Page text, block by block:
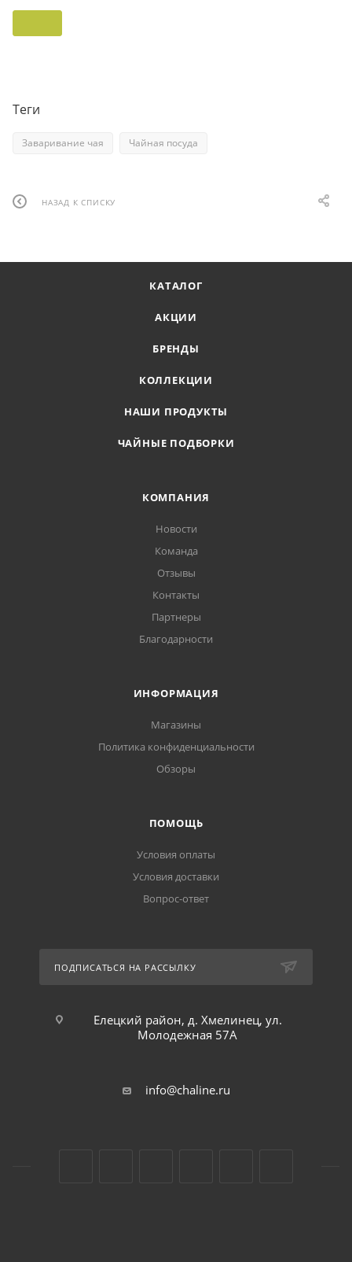
Теги
Заваривание чая Чайная посуда
НАЗАД К СПИСКУ
КАТАЛОГ
АКЦИИ
БРЕНДЫ
КОЛЛЕКЦИИ
НАШИ ПРОДУКТЫ
ЧАЙНЫЕ ПОДБОРКИ
КОМПАНИЯ
Новости
Команда
Отзывы
Контакты
Партнеры
Благодарности
ИНФОРМАЦИЯ
Магазины
Политика конфиденциальности
Обзоры
ПОМОЩЬ
Условия оплаты
Условия доставки
Вопрос-ответ
ПОДПИСАТЬСЯ НА РАССЫЛКУ
Елецкий район, д. Хмелинец, ул.
Молодежная 57А
info@chaline.ru